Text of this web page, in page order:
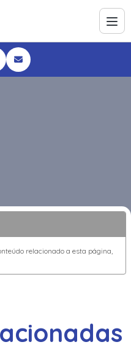
relacionado a esta página,